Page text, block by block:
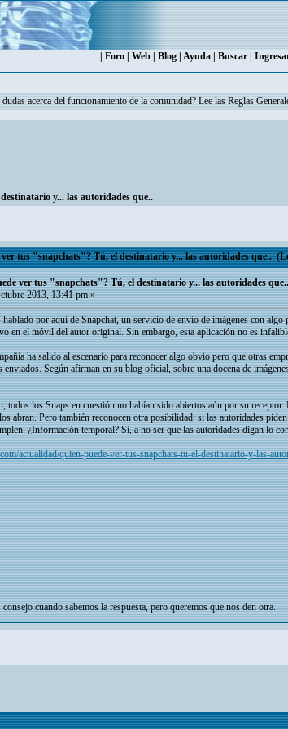
Foro| Web| Blog| Ayuda| Buscar|
acerca del funcionamiento de la comunidad? Lee las Reglas
y... las autoridades que..
tus "snapchats"? Tú, el destinatario y... las autoridades que..
ver tus "snapchats"? Tú, el destinatario y... las autoridades que..
2013, 13:41 pm »
hablado por aquí de Snapchat, un servicio de envío de imágenes con
en el móvil del autor original. Sin embargo, esta aplicación no es
ha salido al escenario para reconocer algo obvio pero que otras
enviados. Según afirman en su blog oficial, sobre una docena de
todos los Snaps en cuestión no habían sido abiertos aún por su
abran. Pero también reconocen otra posibilidad: si las autoridades
¿Información temporal? Sí, a no ser que las autoridades digan lo
actualidad/quien-puede-ver-tus-snapchats-tu-el-destinatario-y-las-
cuando sabemos la respuesta, pero queremos que nos den otra.